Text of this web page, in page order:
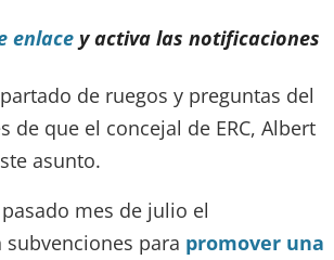
enlacey activa las notificaciones
de ruegos y preguntas del
que el concejal de ERC, Albert
asunto.
mes de julio el
para promover una